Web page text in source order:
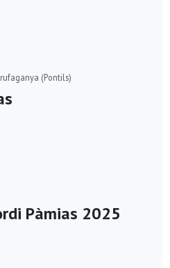
(Pontils)
Pàmias 2025